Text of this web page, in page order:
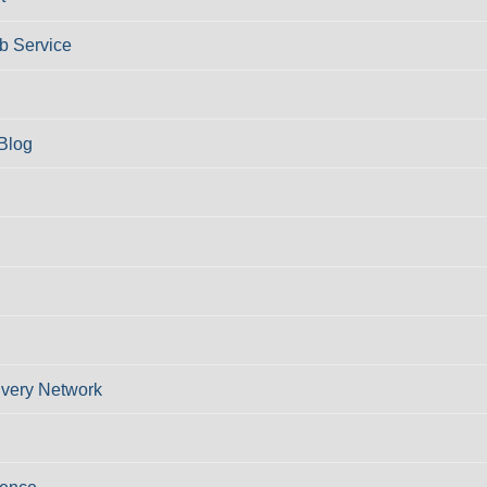
Service
Network